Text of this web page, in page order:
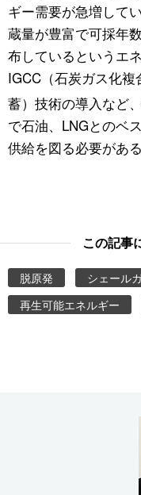
ギー需要が急増して
蔵量が豊富で可採年
布しているというエ
IGCC（石炭ガス化
蓄）技術の導入など
で石油、LNGとのベ
供給を図る必要がある
この記事
脱原発 シェール
再生可能エネルギー